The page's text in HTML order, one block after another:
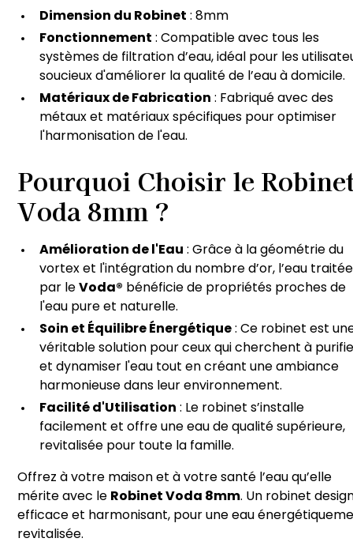
Dimension du Robinet : 8mm
Fonctionnement : Compatible avec tous les
systèmes de filtration d’eau, idéal pour les
soucieux d'améliorer la qualité de l’eau à domicile.
Matériaux de Fabrication : Fabriqué avec des
métaux et matériaux spécifiques pour optimiser
l'harmonisation de l'eau.
Pourquoi Choisir le
Voda 8mm ?
Amélioration de l'Eau : Grâce à la géométrie du
vortex et l'intégration du nombre d’or, l’eau traitée
par leVoda® bénéficie de propriétés proches de
l'eau pure et naturelle.
Soin et Équilibre Énergétique : Ce robinet est
véritable solution pour ceux qui cherchent à
et dynamiser l'eau tout en créant une ambiance
harmonieuse dans leur environnement.
Facilité d'Utilisation : Le robinet s’installe
facilement et offre une eau de qualité supérieure,
revitalisée pour toute la famille.
Offrez à votre maison et à votre santé l’eau qu’elle
mérite avec le Robinet Voda 8mm. Un robinet
efficace et harmonisant, pour une eau
revitalisée.